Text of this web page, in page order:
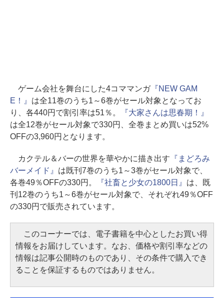
ゲーム会社を舞台にした4コママンガ『NEW GAM
E！』 は全11巻のうち1～6巻がセール対象となってお
り、各440円で割引率は51％。
『大家さんは思春期！』
は全12巻がセール対象で330円、全巻まとめ買いは52%
OFFの3,960円となります。
カクテル＆バーの世界を華やかに描き出す 『まどろみ
バーメイド』 は既刊7巻のうち1～3巻がセール対象で、
各巻49％OFFの330円。
『社畜と少女の1800日』 は、既
刊12巻のうち1～6巻がセール対象で、それぞれ49％OFF
の330円で販売されています。
このコーナーでは、電子書籍を中心としたお買い得
情報をお届けしています。なお、価格や割引率などの
情報は記事公開時のものであり、その条件で購入でき
ることを保証するものではありません。